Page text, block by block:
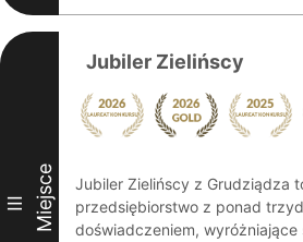
III Miejsce
Jubiler Zielińscy
Jubiler Zielińscy z Grudziądza
przedsiębiorstwo z ponad
doświadczeniem, wyróżniające